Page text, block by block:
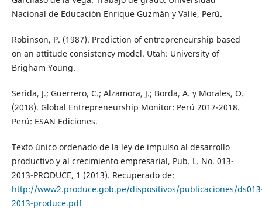
Nacional de Educación Enrique Guzmán y Valle, Perú.
Robinson, P. (1987). Prediction of entrepreneurship based
on an attitude consistency model. Utah: University of
Brigham Young.
Serida, J.; Guerrero, C.; Alzamora, J.; Borda, A. y Morales, O.
(2018). Global Entrepreneurship Monitor: Perú 2017-2018.
Perú: ESAN Ediciones.
Texto único ordenado de la ley de impulso al desarrollo
productivo y al crecimiento empresarial, Pub. L. No. 013-
2013-PRODUCE, 1 (2013). Recuperado de:
http://www2.produce.gob.pe/dispositivos/publicaciones/
2013-produce.pdf